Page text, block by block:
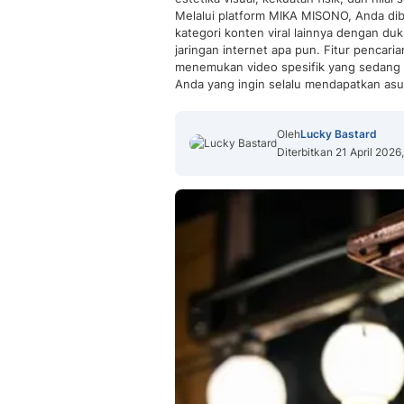
Melalui platform MIKA MISONO, Anda
kategori konten viral lainnya dengan
jaringan internet apa pun. Fitur
menemukan video spesifik yang
Anda yang ingin selalu mendapatkan
OlehLucky Bastard
Diterbitkan 21 April